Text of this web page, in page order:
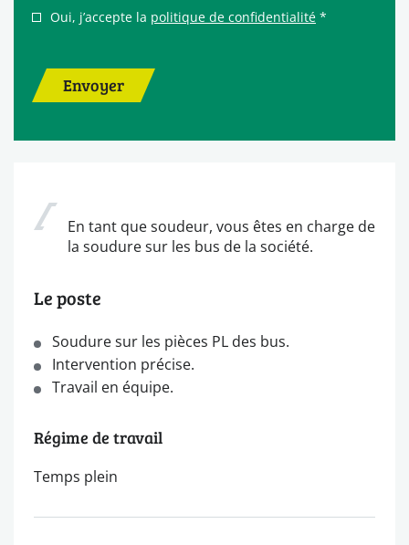
Oui, j’accepte la politique de confidentialité *
Envoyer
En tant que soudeur, vous êtes en charge de
la soudure sur les bus de la société.
Le poste
Soudure sur les pièces PL des bus.
Intervention précise.
Travail en équipe.
Régime de travail
Temps plein